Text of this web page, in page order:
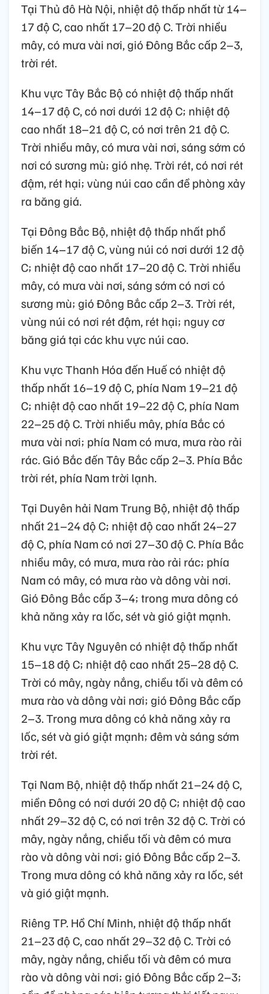
Tại Thủ đô Hà Nội, nhiệt độ thấp nhất từ 14–
17 độ C, cao nhất 17–20 độ C. Trời nhiều
mây, có mưa vài nơi, gió Đông Bắc cấp 2–3,
trời rét.
Khu vực Tây Bắc Bộ có nhiệt độ thấp nhất
14–17 độ C, có nơi dưới 12 độ C; nhiệt độ
cao nhất 18–21 độ C, có nơi trên 21 độ C.
Trời nhiều mây, có mưa vài nơi, sáng sớm có
nơi có sương mù; gió nhẹ. Trời rét, có nơi rét
đậm, rét hại; vùng núi cao cần đề phòng xảy
ra băng giá.
Tại Đông Bắc Bộ, nhiệt độ thấp nhất phổ
biến 14–17 độ C, vùng núi có nơi dưới 12 độ
C; nhiệt độ cao nhất 17–20 độ C. Trời nhiều
mây, có mưa vài nơi, sáng sớm có nơi có
sương mù; gió Đông Bắc cấp 2–3. Trời rét,
vùng núi có nơi rét đậm, rét hại; nguy cơ
băng giá tại các khu vực núi cao.
Khu vực Thanh Hóa đến Huế có nhiệt độ
thấp nhất 16–19 độ C, phía Nam 19–21 độ
C; nhiệt độ cao nhất 19–22 độ C, phía Nam
22–25 độ C. Trời nhiều mây, phía Bắc có
mưa vài nơi; phía Nam có mưa, mưa rào rải
rác. Gió Bắc đến Tây Bắc cấp 2–3. Phía Bắc
trời rét, phía Nam trời lạnh.
Tại Duyên hải Nam Trung Bộ, nhiệt độ thấp
nhất 21–24 độ C; nhiệt độ cao nhất 24–27
độ C, phía Nam có nơi 27–30 độ C. Phía Bắc
nhiều mây, có mưa, mưa rào rải rác; phía
Nam có mây, có mưa rào và dông vài nơi.
Gió Đông Bắc cấp 3–4; trong mưa dông có
khả năng xảy ra lốc, sét và gió giật mạnh.
Khu vực Tây Nguyên có nhiệt độ thấp nhất
15–18 độ C; nhiệt độ cao nhất 25–28 độ C.
Trời có mây, ngày nắng, chiều tối và đêm có
mưa rào và dông vài nơi; gió Đông Bắc cấp
2–3. Trong mưa dông có khả năng xảy ra
lốc, sét và gió giật mạnh; đêm và sáng sớm
trời rét.
Tại Nam Bộ, nhiệt độ thấp nhất 21–24 độ C,
miền Đông có nơi dưới 20 độ C; nhiệt độ cao
nhất 29–32 độ C, có nơi trên 32 độ C. Trời có
mây, ngày nắng, chiều tối và đêm có mưa
rào và dông vài nơi; gió Đông Bắc cấp 2–3.
Trong mưa dông có khả năng xảy ra lốc, sét
và gió giật mạnh.
Riêng TP. Hồ Chí Minh, nhiệt độ thấp nhất
21–23 độ C, cao nhất 29–32 độ C. Trời có
mây, ngày nắng, chiều tối và đêm có mưa
rào và dông vài nơi; gió Đông Bắc cấp 2–3;